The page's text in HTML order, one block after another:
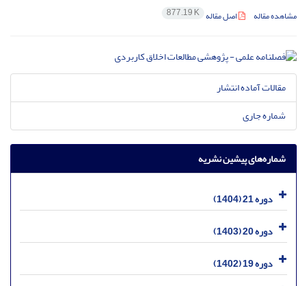
مشاهده مقاله اصل مقاله 877.19 K
مقالات آماده انتشار
شماره جاری
شماره‌های پیشین نشریه
دوره 21 (1404)
دوره 20 (1403)
دوره 19 (1402)